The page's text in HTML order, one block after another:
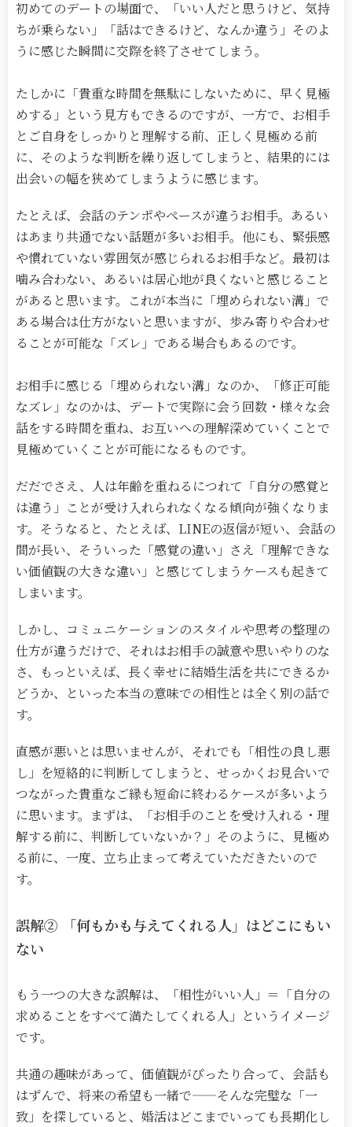
初めてのデートの場面で、「いい人だと思うけど、気持
ちが乗らない」「話はできるけど、なんか違う」そのよ
うに感じた瞬間に交際を終了させてしまう。
たしかに「貴重な時間を無駄にしないために、早く見極
めする」という見方もできるのですが、一方で、お相手
とご自身をしっかりと理解する前、正しく見極める前
に、そのような判断を繰り返してしまうと、結果的には
出会いの幅を狭めてしまうように感じます。
たとえば、会話のテンポやペースが違うお相手。あるい
はあまり共通でない話題が多いお相手。他にも、緊張感
や慣れていない雰囲気が感じられるお相手など。最初は
噛み合わない、あるいは居心地が良くないと感じること
があると思います。これが本当に「埋められない溝」で
ある場合は仕方がないと思いますが、歩み寄りや合わせ
ることが可能な「ズレ」である場合もあるのです。
お相手に感じる「埋められない溝」なのか、「修正可能
なズレ」なのかは、デートで実際に会う回数・様々な会
話をする時間を重ね、お互いへの理解深めていくことで
見極めていくことが可能になるものです。
だだでさえ、人は年齢を重ねるにつれて「自分の感覚と
は違う」ことが受け入れられなくなる傾向が強くなりま
す。そうなると、たとえば、 LINEの返信が短い、会話の
間が長い、そういった「感覚の違い」さえ「理解できな
い価値観の大きな違い」と感じてしまうケースも起きて
しまいます。
しかし、コミュニケーションのスタイルや思考の整理の
仕方が違うだけで、それはお相手の誠意や思いやりのな
さ、もっといえば、長く幸せに結婚生活を共にできるか
どうか、といった本当の意味での相性とは全く別の話で
す。
直感が悪いとは思いませんが、それでも「相性の良し悪
し」を短絡的に判断してしまうと、せっかくお見合いで
つながった貴重なご縁も短命に終わるケースが多いよう
に思います。まずは、「お相手のことを受け入れる・理
解する前に、判断していないか？」そのように、見極め
る前に、一度、立ち止まって考えていただきたいので
す。
誤解②
「何もかも与えてくれる人」はどこにもい
ない
もう一つの大きな誤解は、「相性がいい人」＝「自分の
求めることをすべて満たしてくれる人」というイメージ
です。
共通の趣味があって、価値観がぴったり合って、会話も
はずんで、将来の希望も一緒で——そんな完璧な「一
致」を探していると、婚活はどこまでいっても長期化し